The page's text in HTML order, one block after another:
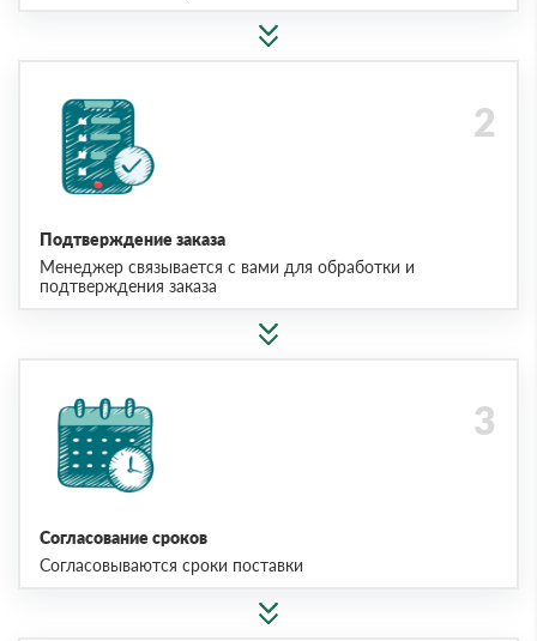
Подтверждение заказа
Менеджер связывается с вами для обработки и
подтверждения заказа
Согласование сроков
Согласовываются сроки поставки